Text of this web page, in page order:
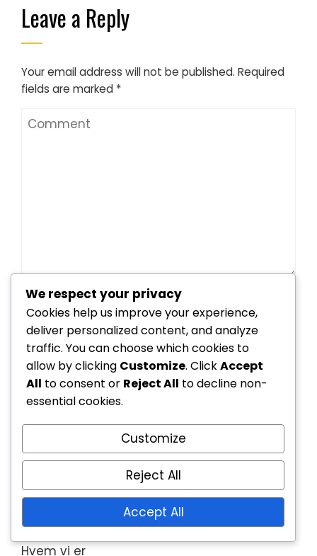
Leave a Reply
Your email address will not be published. Required
fields are marked *
Save my name, email, and website in this
browser for the next time I comment.
Lenker
Alt innhold
Kontakt oss
Hvem vi er
We respect your privacy
Cookies help us improve your experience,
deliver personalized content, and analyze
traffic. You can choose which cookies to
allow by clicking Customize. ClickAccept
All to consent or Reject All to decline non-
essential cookies.
Customize
Reject All
Accept All